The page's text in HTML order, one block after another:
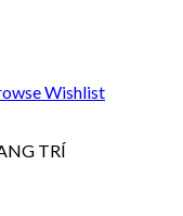
Wishlist
TRÍ